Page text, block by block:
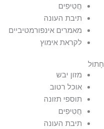
העונה
אינפורמטיביים
אימוץ
יבש
רטוב
תזונה
העונה